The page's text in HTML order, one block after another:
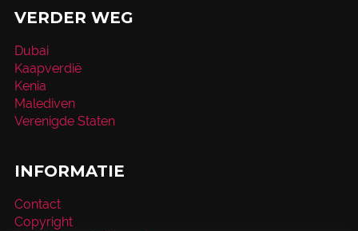
VERDER WEG
Dubai
Kaapverdië
Kenia
Malediven
Verenigde Staten
INFORMATIE
Contact
Copyright